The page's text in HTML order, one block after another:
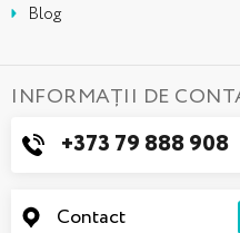
Blog
INFORMAȚII DE
+373 79 888 908
Contact